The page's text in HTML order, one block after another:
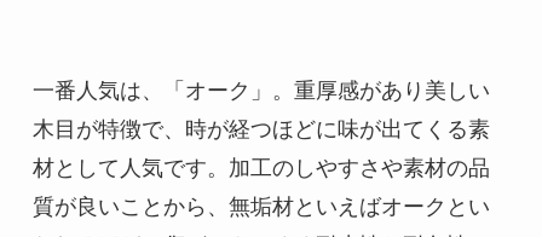
一番人気は、「オーク」。重厚感があり美しい
木目が特徴で、時が経つほどに味が出てくる素
材として人気です。加工のしやすさや素材の品
質が良いことから、無垢材といえばオークとい